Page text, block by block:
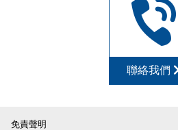
聯絡我們
免責聲明